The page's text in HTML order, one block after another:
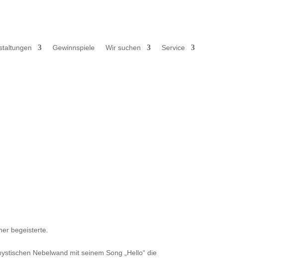
Gewinnspiele Wir suchen Service
begeisterte.
Nebelwand mit seinem Song „Hello“ die